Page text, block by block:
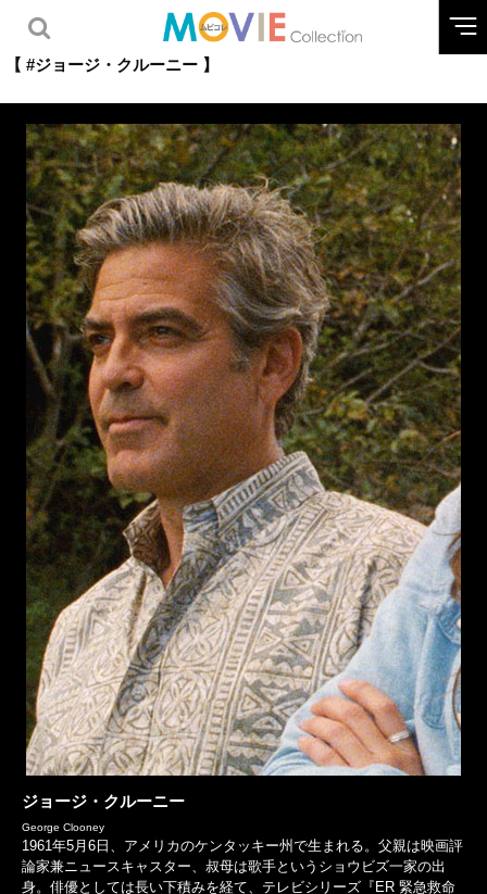
【 #ジョージ・クルーニー 】
ジョージ・クルーニー
George Clooney
1961年5月6日、アメリカのケンタッキー州で生まれる。父親は映画評
論家兼ニュースキャスター、叔母は歌手というショウビズ一家の出
身。俳優としては長い下積みを経て、テレビシリーズ『ER 緊急救命